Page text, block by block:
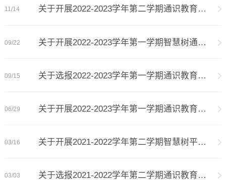
关于开展2022-2023学年第二学期通识教育选...
11/14
关于开展2022-2023学年第一学期智慧树通识...
09/22
关于选报2022-2023学年第一学期通识教育选...
09/15
关于开展2022-2023学年第一学期通识教育选...
06/29
关于开展2021-2022学年第二学期智慧树平台...
03/16
关于选报2021-2022学年第二学期通识教育选...
03/03